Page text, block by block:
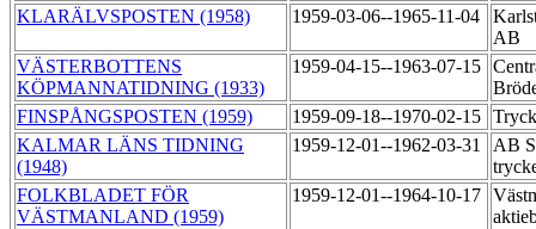
KLARÄLVSPOSTEN (1958) 1959-03-06--1965-11-04
AB
VÄSTERBOTTENS
KÖPMANNATIDNING (1933)
1959-04-15--1963-07-15
FINSPÅNGSPOSTEN (1959)
1959-09-18--1970-02-15
KALMAR LÄNS TIDNING
(1948)
1959-12-01--1962-03-31
AB
FOLKBLADET FÖR
VÄSTMANLAND (1959)
1959-12-01--1964-10-17